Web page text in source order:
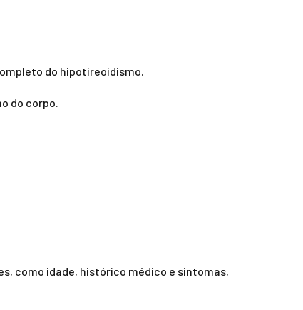
do hipotireoidismo.
do corpo.
como idade, histórico médico e sintomas,